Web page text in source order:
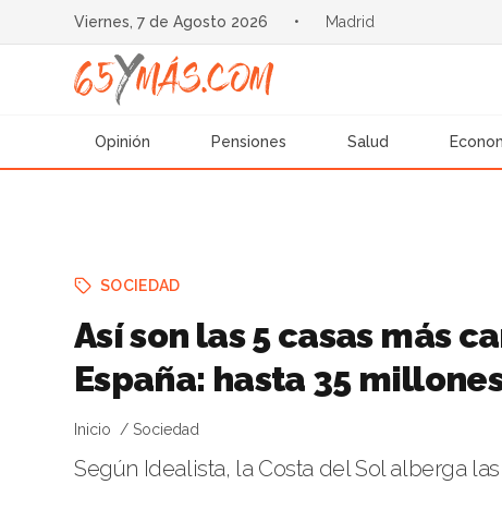
Viernes, 7 de Agosto 2026 • Madrid
Opinión Pensiones Salud
SOCIEDAD
Así son las 5 casas más
España: hasta 35
Inicio Sociedad
Según Idealista, la Costa del Sol alberga